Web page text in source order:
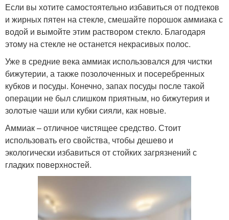
Если вы хотите самостоятельно избавиться от подтеков
и жирных пятен на стекле, смешайте порошок аммиака с
водой и вымойте этим раствором стекло. Благодаря
этому на стекле не останется некрасивых полос.
Уже в средние века аммиак использовался для чистки
бижутерии, а также позолоченных и посеребренных
кубков и посуды. Конечно, запах посуды после такой
операции не был слишком приятным, но бижутерия и
золотые чаши или кубки сияли, как новые.
Аммиак – отличное чистящее средство. Стоит
использовать его свойства, чтобы дешево и
экологически избавиться от стойких загрязнений с
гладких поверхностей.